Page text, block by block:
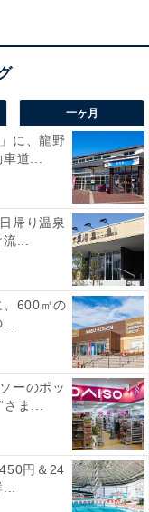
ホルダーは、360
ンクホルダーを持
の特徴といっても
イズを変えること
一ヶ月
に、龍野
道...
帰り温泉
...
、600㎡の
ーのポッ
ま...
円＆24